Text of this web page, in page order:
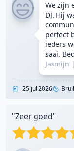
We zijn
DJ. Hij
perfect
ieders
saai.
Jasmijn |
25 jul 2026
"Zeer goed"